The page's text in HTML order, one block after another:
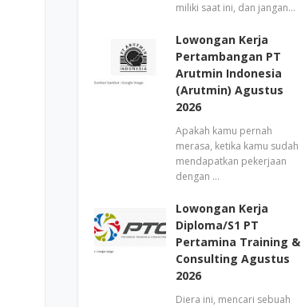
miliki saat ini, dan jangan…
Lowongan Kerja
Pertambangan PT
Arutmin Indonesia
(Arutmin) Agustus
2026
Apakah kamu pernah
merasa, ketika kamu sudah
mendapatkan pekerjaan
dengan …
Lowongan Kerja
Diploma/S1 PT
Pertamina Training &
Consulting Agustus
2026
Diera ini, mencari sebuah